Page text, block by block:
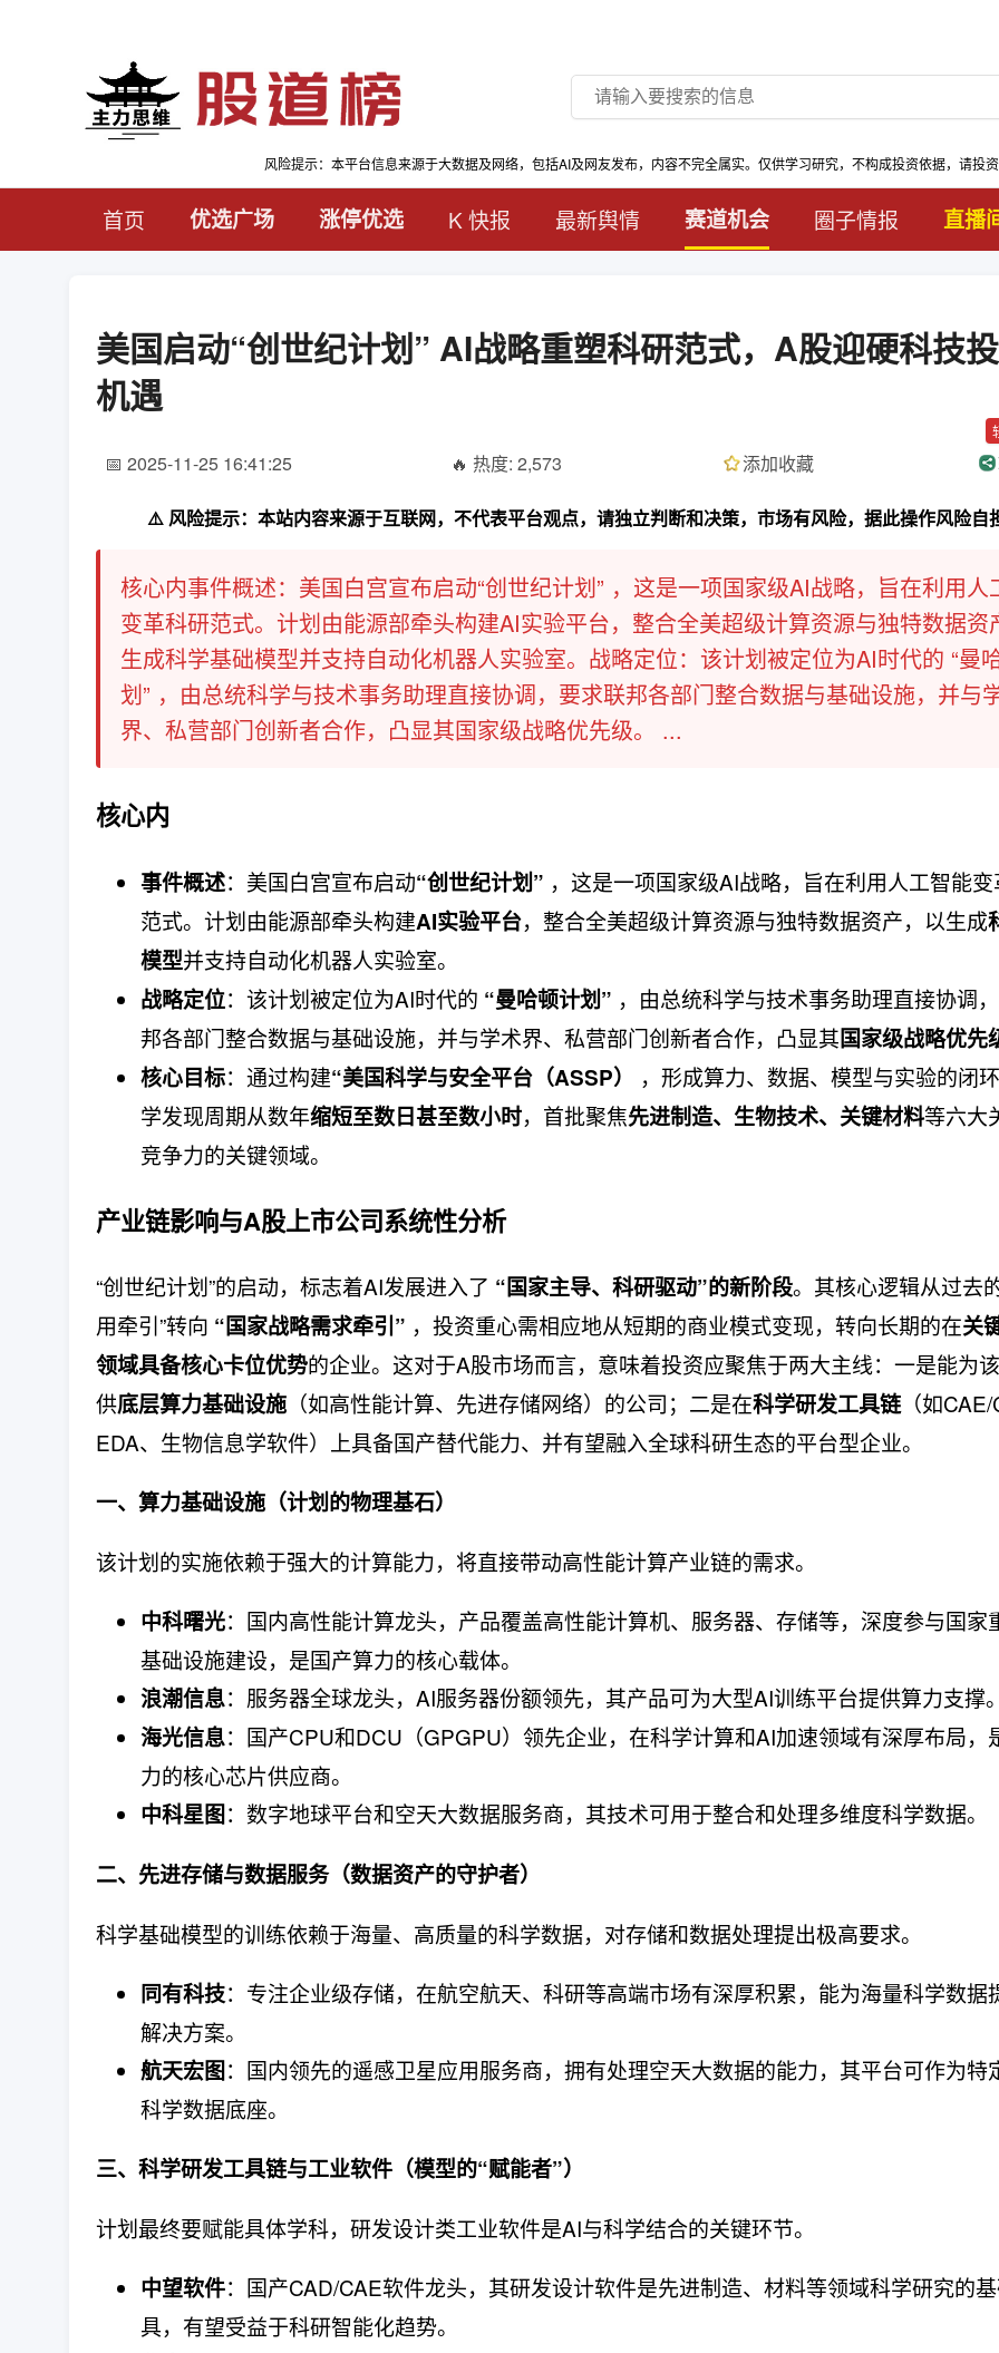
风险提示：本平台信息来源于大数据及网络，包括AI及网友发布，内容不完全属实。仅供学习研究，不构成投资依据，请投
首页 优选广场 涨停优选 K 快报 最新舆情 赛道机会 圈子情报 直播
美国启动“创世纪计划” AI战略重塑科研范式，A股迎硬科技
机遇
📅 2025-11-25 16:41:25 🔥 热度: 2,573 添加收藏
⚠️ 风险提示：本站内容来源于互联网，不代表平台观点，请独立判断和决策，市场有风险，据此操作风险自
核心内事件概述：美国白宫宣布启动“创世纪计划”​ ，这是一项国家级AI战略，旨在利用人
变革科研范式。计划由能源部牵头构建AI实验平台，整合全美超级计算资源与独特数据资
生成科学基础模型并支持自动化机器人实验室。战略定位：该计划被定位为AI时代的 “曼
划”​ ，由总统科学与技术事务助理直接协调，要求联邦各部门整合数据与基础设施，并与
界、私营部门创新者合作，凸显其国家级战略优先级。 ...
核心内
事件概述：美国白宫宣布启动“创世纪计划” ，这是一项国家级AI战略，旨在利用人工智能
范式。计划由能源部牵头构建AI实验平台，整合全美超级计算资源与独特数据资产，以生成
模型并支持自动化机器人实验室。
战略定位：该计划被定位为AI时代的 “曼哈顿计划” ，由总统科学与技术事务助理直接协调
邦各部门整合数据与基础设施，并与学术界、私营部门创新者合作，凸显其国家级战略优先
核心目标：通过构建“美国科学与安全平台（ASSP）
，形成算力、数据、模型与实验的闭
学发现周期从数年缩短至数日甚至数小时，首批聚焦先进制造、生物技术、关键材料等六大
竞争力的关键领域。
产业链影响与A股上市公司系统性分析
“创世纪计划”的启动，标志着AI发展进入了 “国家主导、科研驱动”的新阶段。其核心逻辑从过去
用牵引”转向 “国家战略需求牵引” ​ ，投资重心需相应地从短期的商业模式变现，转向长期的在关
领域具备核心卡位优势的企业。这对于A股市场而言，意味着投资应聚焦于两大主线：一是能为
供底层算力基础设施 （如高性能计算、先进存储网络）的公司；二是在科学研发工具链 （如CAE/
EDA、生物信息学软件）上具备国产替代能力、并有望融入全球科研生态的平台型企业。
一、算力基础设施（计划的物理基石）
该计划的实施依赖于强大的计算能力，将直接带动高性能计算产业链的需求。
中科曙光：国内高性能计算龙头，产品覆盖高性能计算机、服务器、存储等，深度参与国家
基础设施建设，是国产算力的核心载体。
浪潮信息：服务器全球龙头，AI服务器份额领先，其产品可为大型AI训练平台提供算力支撑。
海光信息：国产CPU和DCU（GPGPU）领先企业，在科学计算和AI加速领域有深厚布局，
力的核心芯片供应商。
中科星图：数字地球平台和空天大数据服务商，其技术可用于整合和处理多维度科学数据。
二、先进存储与数据服务（数据资产的守护者）
科学基础模型的训练依赖于海量、高质量的科学数据，对存储和数据处理提出极高要求。
同有科技：专注企业级存储，在航空航天、科研等高端市场有深厚积累，能为海量科学数据
解决方案。
航天宏图：国内领先的遥感卫星应用服务商，拥有处理空天大数据的能力，其平台可作为特
科学数据底座。
三、科学研发工具链与工业软件（模型的“赋能者”）
计划最终要赋能具体学科，研发设计类工业软件是AI与科学结合的关键环节。
中望软件：国产CAD/CAE软件龙头，其研发设计软件是先进制造、材料等领域科学研究的
具，有望受益于科研智能化趋势。